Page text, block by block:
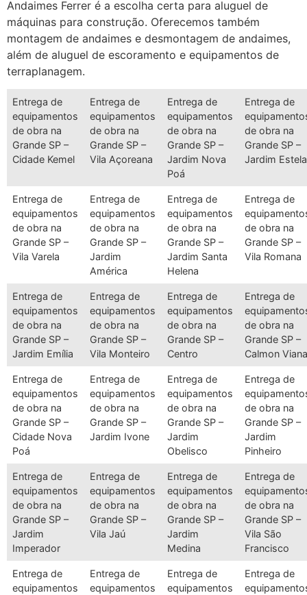
Andaimes Ferrer é a escolha certa para aluguel de
máquinas para construção. Oferecemos também
montagem de andaimes e desmontagem de andaimes,
além de aluguel de escoramento e equipamentos de
terraplanagem.
Entrega de
equipamentos
de obra na
Grande SP –
Cidade Kemel
Entrega de
equipamentos
de obra na
Grande SP –
Vila Açoreana
Entrega de
equipamentos
de obra na
Grande SP –
Jardim Nova
Poá
Entrega de
de obra na
Grande SP –
Jardim Estela
Entrega de
equipamentos
de obra na
Grande SP –
Vila Varela
Entrega de
equipamentos
de obra na
Grande SP –
Jardim
América
Entrega de
equipamentos
de obra na
Grande SP –
Jardim Santa
Helena
Entrega de
de obra na
Grande SP –
Vila Romana
Entrega de
equipamentos
de obra na
Grande SP –
Jardim Emília
Entrega de
equipamentos
de obra na
Grande SP –
Vila Monteiro
Entrega de
equipamentos
de obra na
Grande SP –
Centro
Entrega de
de obra na
Grande SP –
Calmon
Entrega de
equipamentos
de obra na
Grande SP –
Cidade Nova
Poá
Entrega de
equipamentos
de obra na
Grande SP –
Jardim Ivone
Entrega de
equipamentos
de obra na
Grande SP –
Jardim
Obelisco
Entrega de
de obra na
Grande SP –
Jardim
Pinheiro
Entrega de
equipamentos
de obra na
Grande SP –
Jardim
Imperador
Entrega de
equipamentos
de obra na
Grande SP –
Vila Jaú
Entrega de
equipamentos
de obra na
Grande SP –
Jardim
Medina
Entrega de
de obra na
Grande SP –
Vila São
Francisco
Entrega de
equipamentos
Entrega de
equipamentos
Entrega de
equipamentos
Entrega de